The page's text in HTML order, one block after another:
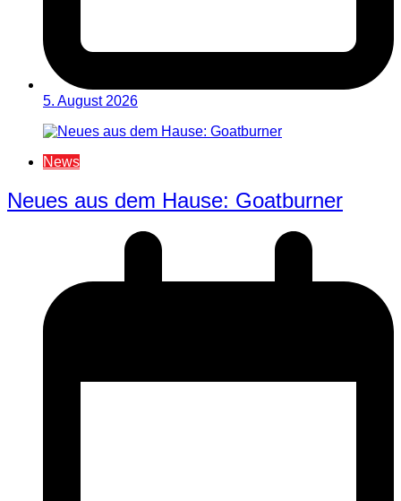
5. August 2026
News
Neues aus dem Hause: Goatburner